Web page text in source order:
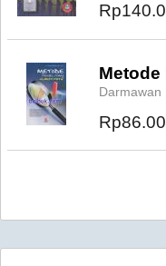
Darmawan